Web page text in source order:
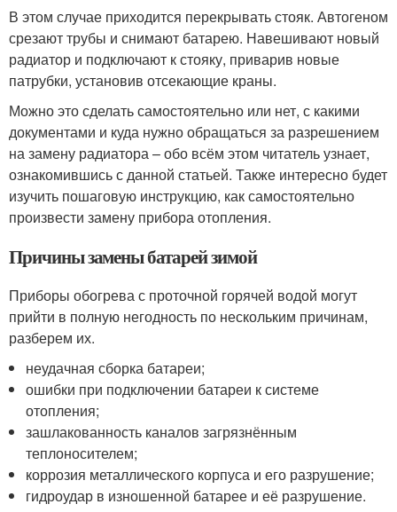
В этом случае приходится перекрывать стояк. Автогеном
срезают трубы и снимают батарею. Навешивают новый
радиатор и подключают к стояку, приварив новые
патрубки, установив отсекающие краны.
Можно это сделать самостоятельно или нет, с какими
документами и куда нужно обращаться за разрешением
на замену радиатора – обо всём этом читатель узнает,
ознакомившись с данной статьей. Также интересно будет
изучить пошаговую инструкцию, как самостоятельно
произвести замену прибора отопления.
Причины замены батарей зимой
Приборы обогрева с проточной горячей водой могут
прийти в полную негодность по нескольким причинам,
разберем их.
неудачная сборка батареи;
ошибки при подключении батареи к системе
отопления;
зашлакованность каналов загрязнённым
теплоносителем;
коррозия металлического корпуса и его разрушение;
гидроудар в изношенной батарее и её разрушение.